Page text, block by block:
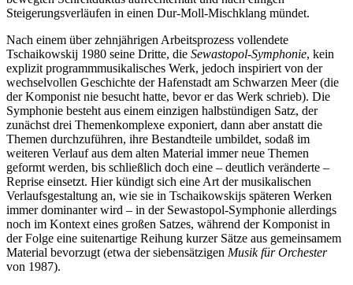
Steigerungsverläufen in einen Dur-Moll-Mischklang mündet.
Nach einem über zehnjährigen Arbeitsprozess vollendete
Tschaikowskij 1980 seine Dritte, die Sewastopol-Symphonie, kein
explizit programmmusikalisches Werk, jedoch inspiriert von der
wechselvollen Geschichte der Hafenstadt am Schwarzen Meer (die
der Komponist nie besucht hatte, bevor er das Werk schrieb). Die
Symphonie besteht aus einem einzigen halbstündigen Satz, der
zunächst drei Themenkomplexe exponiert, dann aber anstatt die
Themen durchzuführen, ihre Bestandteile umbildet, sodaß im
weiteren Verlauf aus dem alten Material immer neue Themen
geformt werden, bis schließlich doch eine – deutlich veränderte –
Reprise einsetzt. Hier kündigt sich eine Art der musikalischen
Verlaufsgestaltung an, wie sie in Tschaikowskijs späteren Werken
immer dominanter wird – in der Sewastopol-Symphonie allerdings
noch im Kontext eines großen Satzes, während der Komponist in
der Folge eine suitenartige Reihung kurzer Sätze aus gemeinsamem
Material bevorzugt (etwa der siebensätzigen Musik für Orchester
von 1987).